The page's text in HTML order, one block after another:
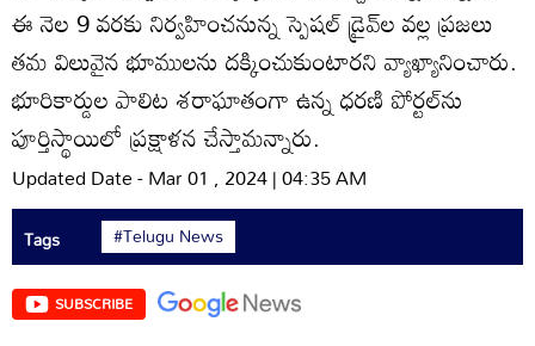
ఈ నెల 9 వరకు నిర్వహించనున్న స్పెషల్‌ డ్రైవ్‌ల వల్ల ప్రజలు
తమ విలువైన భూములను దక్కించుకుంటారని వ్యాఖ్యానించారు.
భూరికార్డుల పాలిట శరాఘాతంగా ఉన్న ధరణి పోర్టల్‌ను
పూర్తిస్థాయిలో ప్రక్షాళన చేస్తామన్నారు.
Updated Date - Mar 01 , 2024 | 04:35 AM
Tags #Telugu News
SUBSCRIBE